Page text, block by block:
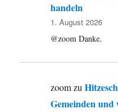
handeln
1. August 2026
@zoom Danke.
zoomzu
Gemeinden und